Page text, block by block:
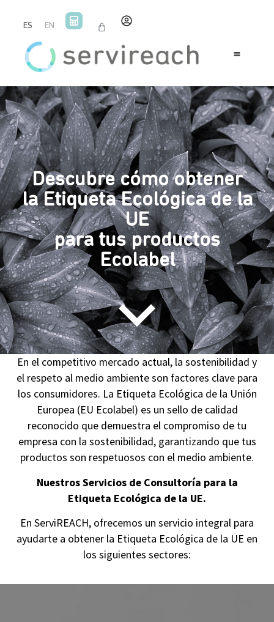
ES EN
Descubre cómo obtener
la Etiqueta Ecológica de la
UE
para tus productos
Ecolabel
En el competitivo mercado actual, la sostenibilidad y
el respeto al medio ambiente son factores clave para
los consumidores. La Etiqueta Ecológica de la Unión
Europea (EU Ecolabel) es un sello de calidad
reconocido que demuestra el compromiso de tu
empresa con la sostenibilidad, garantizando que tus
productos son respetuosos con el medio ambiente.
Nuestros Servicios de Consultoría para la
Etiqueta Ecológica de la UE.
En ServiREACH, ofrecemos un servicio integral para
ayudarte a obtener la Etiqueta Ecológica de la UE en
los siguientes sectores: